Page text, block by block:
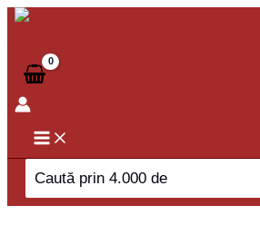
Skip
content
Search
for: